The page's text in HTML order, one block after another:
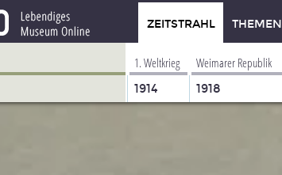
ZEITSTRAHL THEMEN
1. Weltkrieg
1914
Weimarer Republik
1918